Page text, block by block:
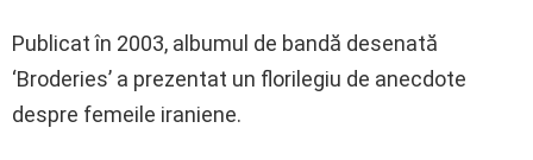
Publicat în 2003, albumul de bandă desenată
‘Broderies’ a prezentat un florilegiu de anecdote
despre femeile iraniene.